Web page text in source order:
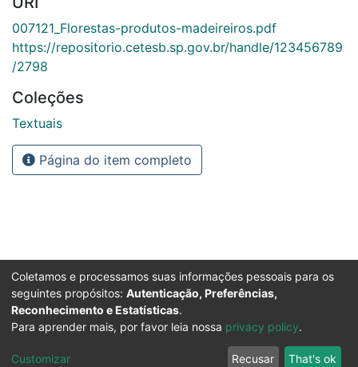
007121_Florestas-produtos-madeireiros.pdf
https://repositorio.cetesb.sp.gov.br/handle/123456789
/2798
Coleções
Textuais
Página do item completo
Coletamos e processamos suas informações pessoais para os
seguintes propósitos: Autenticação, Preferências,
Reconhecimento e Estatísticas.
Para aprender mais, por favor leia nossa privacy policy.
Customizar Recusar That's ok